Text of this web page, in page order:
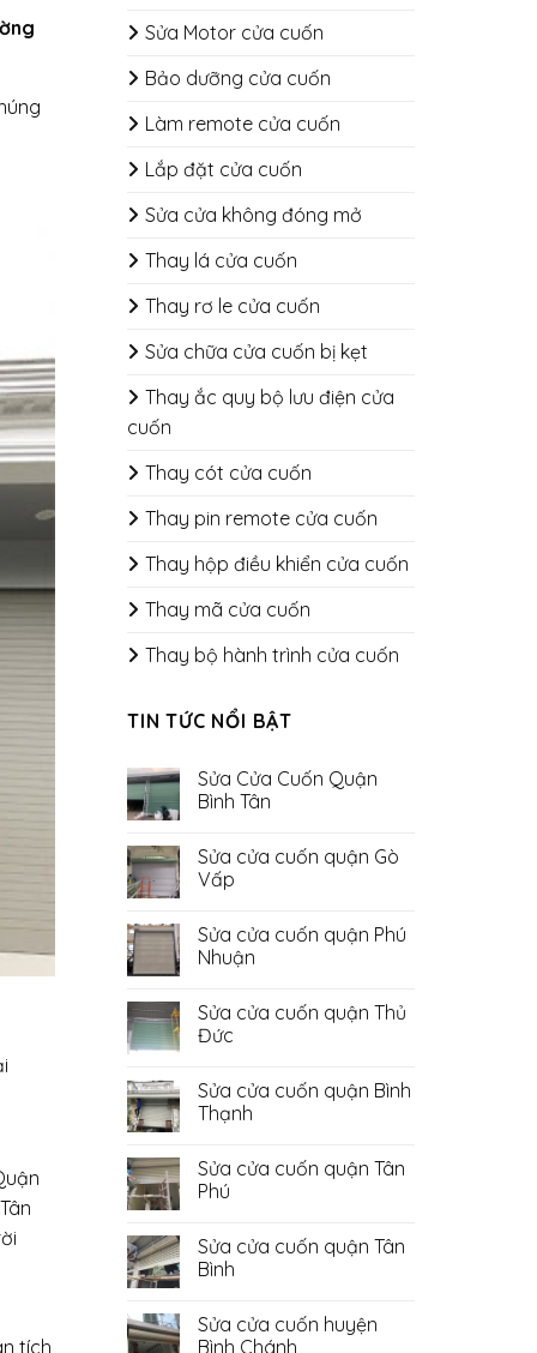
Sửa Motor cửa cuốn
Bảo dưỡng cửa cuốn
​​​​​​​Làm remote cửa cuốn
Lắp đặt cửa cuốn
Sửa cửa không đóng mở
Thay lá cửa cuốn
Thay rơ le cửa cuốn
Sửa chữa cửa cuốn bị kẹt
Thay ắc quy bộ lưu điện cửa
cuốn
Thay cót cửa cuốn
Thay pin remote cửa cuốn
Thay hộp điều khiển cửa cuốn
Thay mã cửa cuốn
Thay bộ hành trình cửa cuốn
TIN TỨC NỔI BẬT
Sửa Cửa Cuốn Quận
Bình Tân
bình
luận
ở
Cuốn
Quận
Bình
Sửa cửa cuốn quận Gò
Vấp
bình
luận
ở
cuốn
quận
Gò
Sửa cửa cuốn quận Phú
Nhuận
bình
luận
ở
cuốn
quận
Phú
Sửa cửa cuốn quận Thủ
Đức
bình
luận
ở
cuốn
quận
Thủ
Sửa cửa cuốn quận Bình
Thạnh
bình
luận
ở
cuốn
quận
Bình
Sửa cửa cuốn quận Tân
Phú
bình
luận
ở
cuốn
quận
Sửa cửa cuốn quận Tân
Bình
bình
luận
Sửa cửa cuốn huyện
Bình Chánh
tích